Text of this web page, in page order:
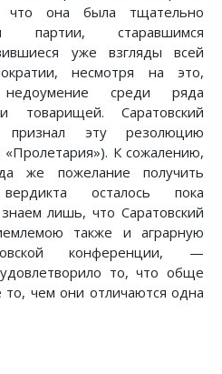
она была тщательно
партии, старавшимся
уже взгляды всей
несмотря на это,
среди ряда
Саратовский
признал эту резолюцию
К сожалению,
же пожелание получить
осталось пока
лишь, что Саратовский
также и аграрную
конференции, —
то, что обще
чем они отличаются одна